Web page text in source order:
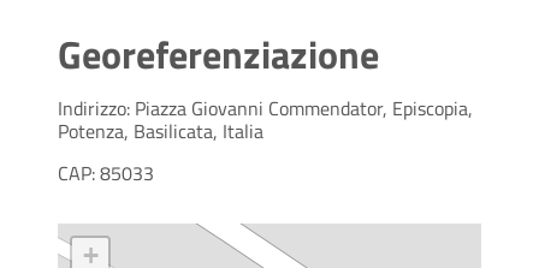
Georeferenziazione
Indirizzo: Piazza Giovanni Commendator, Episcopia,
Potenza, Basilicata, Italia
CAP: 85033
+